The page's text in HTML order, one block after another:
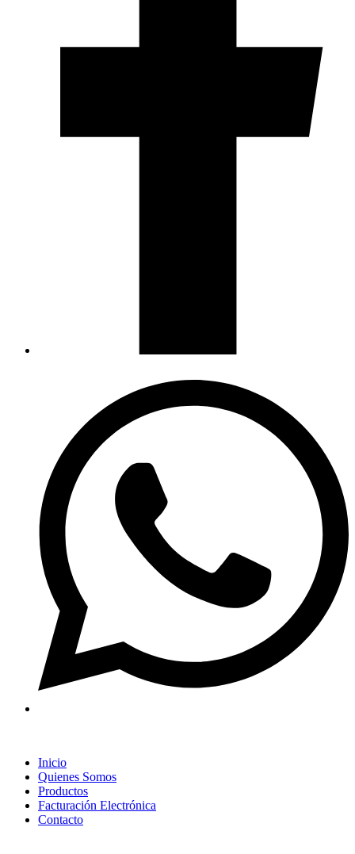
Inicio
Quienes Somos
Productos
Facturación Electrónica
Contacto